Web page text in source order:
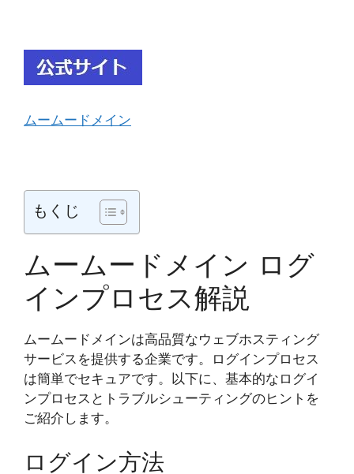
ムームードメイン
もくじ
ムームードメイン ログ
インプロセス解説
ムームードメインは高品質なウェブホスティング
サービスを提供する企業です。ログインプロセス
は簡単でセキュアです。以下に、基本的なログイ
ンプロセスとトラブルシューティングのヒントを
ご紹介します。
ログイン方法